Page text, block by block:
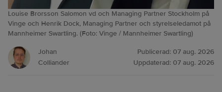
Louise Brorsson Salomon vd och Managing Partner Stockholm på
Vinge och Henrik Dock, Managing Partner och styrelseledamot på
Mannheimer Swartling. (Foto: Vinge / Mannheimer Swartling)
Johan
Colliander
Publicerad: 07 aug. 2026
Uppdaterad: 07 aug. 2026